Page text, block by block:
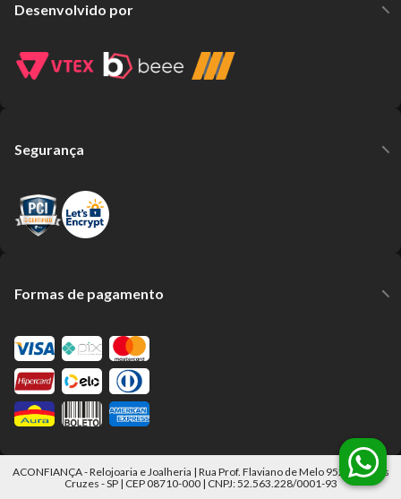
Desenvolvido por
Segurança
Formas de pagamento
ACONFIANÇA - Relojoaria e Joalheria | Rua Prof. Flaviano de Melo 952 Mogi das
Cruzes - SP | CEP 08710-000 | CNPJ: 52.563.228/0001-93